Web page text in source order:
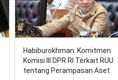
Habiburokhman: Komitmen
Komisi III DPR RI Terkait RUU
tentang Perampasan Aset